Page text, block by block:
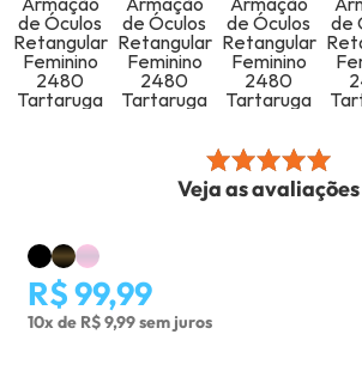
Veja as avaliações
R$ 99,99
10x de R$ 9,99 sem juros